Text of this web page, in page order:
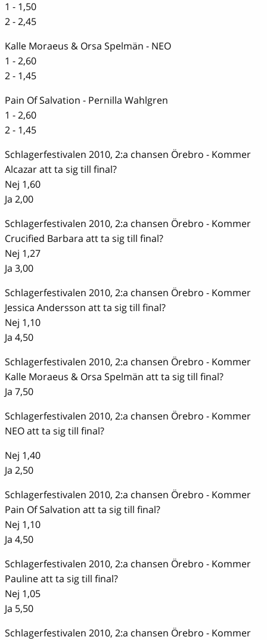
1 - 1,50
2 - 2,45
Kalle Moraeus & Orsa Spelmän - NEO
1 - 2,60
2 - 1,45
Pain Of Salvation - Pernilla Wahlgren
1 - 2,60
2 - 1,45
Schlagerfestivalen 2010, 2:a chansen Örebro - Kommer
Alcazar att ta sig till final?
Nej 1,60
Ja 2,00
Schlagerfestivalen 2010, 2:a chansen Örebro - Kommer
Crucified Barbara att ta sig till final?
Nej 1,27
Ja 3,00
Schlagerfestivalen 2010, 2:a chansen Örebro - Kommer
Jessica Andersson att ta sig till final?
Nej 1,10
Ja 4,50
Schlagerfestivalen 2010, 2:a chansen Örebro - Kommer
Kalle Moraeus & Orsa Spelmän att ta sig till final?
Ja 7,50
Schlagerfestivalen 2010, 2:a chansen Örebro - Kommer
NEO att ta sig till final?
Nej 1,40
Ja 2,50
Schlagerfestivalen 2010, 2:a chansen Örebro - Kommer
Pain Of Salvation att ta sig till final?
Nej 1,10
Ja 4,50
Schlagerfestivalen 2010, 2:a chansen Örebro - Kommer
Pauline att ta sig till final?
Nej 1,05
Ja 5,50
Schlagerfestivalen 2010, 2:a chansen Örebro - Kommer